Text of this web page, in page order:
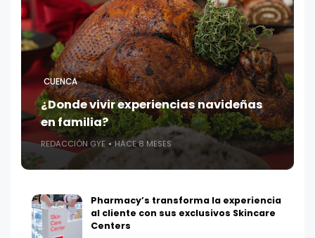
CUENCA
¿Donde vivir experiencias navideñas
en familia?
REDACCIÓN GYE HACE 8 MESES
Pharmacy’s transforma la experiencia
al cliente con sus exclusivos Skincare
Centers